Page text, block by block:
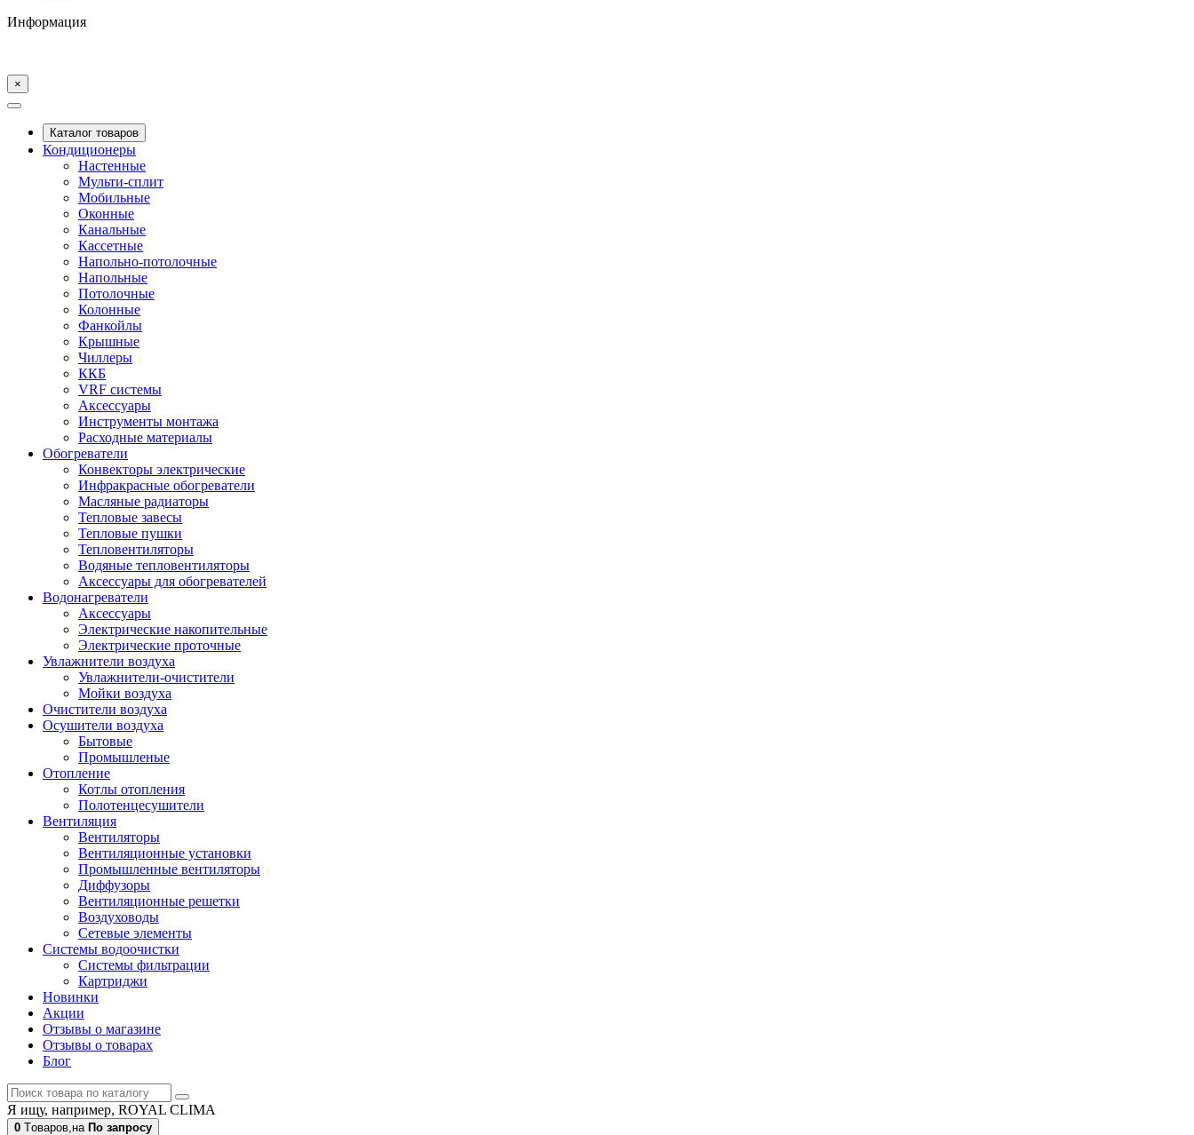
Информация
×
Каталог товаров
Кондиционеры
Настенные
Мульти-сплит
Мобильные
Оконные
Канальные
Кассетные
Напольно-потолочные
Напольные
Потолочные
Колонные
Фанкойлы
Крышные
Чиллеры
ККБ
VRF системы
Аксессуары
Инструменты монтажа
Расходные материалы
Обогреватели
Конвекторы электрические
Инфракрасные обогреватели
Масляные радиаторы
Тепловые завесы
Тепловые пушки
Тепловентиляторы
Водяные тепловентиляторы
Аксессуары для обогревателей
Водонагреватели
Аксессуары
Электрические накопительные
Электрические проточные
Увлажнители воздуха
Увлажнители-очистители
Мойки воздуха
Очистители воздуха
Осушители воздуха
Бытовые
Промышленые
Отопление
Котлы отопления
Полотенцесушители
Вентиляция
Вентиляторы
Вентиляционные установки
Промышленные вентиляторы
Диффузоры
Вентиляционные решетки
Воздуховоды
Сетевые элементы
Системы водоочистки
Системы фильтрации
Картриджи
Новинки
Акции
Отзывы о магазине
Отзывы о товарах
Блог
Я ищу, например, ROYAL CLIMA
0 Tоваров,на По запросу